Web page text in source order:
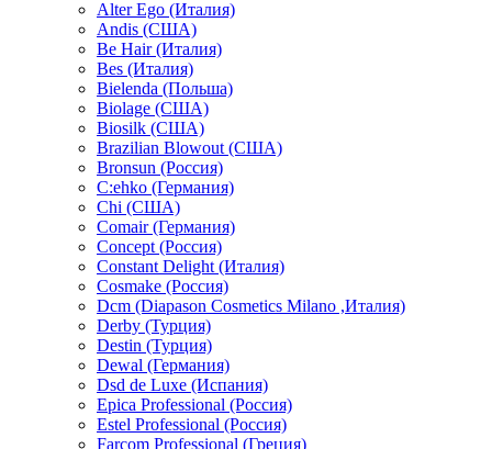
Alter Ego (Италия)
Andis (США)
Be Hair (Италия)
Bes (Италия)
Bielenda (Польша)
Biolage (США)
Biosilk (США)
Brazilian Blowout (США)
Bronsun (Россия)
C:ehko (Германия)
Chi (США)
Comair (Германия)
Concept (Россия)
Constant Delight (Италия)
Cosmake (Россия)
Dcm (Diapason Cosmetics Milano ,Италия)
Derby (Турция)
Destin (Турция)
Dewal (Германия)
Dsd de Luxe (Испания)
Epica Professional (Россия)
Estel Professional (Россия)
Farcom Professional (Греция)